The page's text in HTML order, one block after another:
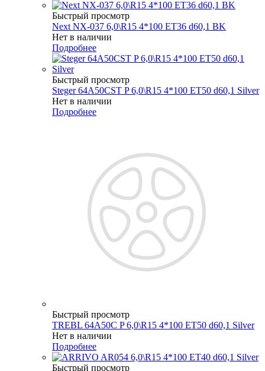
Быстрый просмотр
Next NX-037 6,0\R15 4*100 ET36 d60,1 BK
Нет в наличии
Подробнее
Быстрый просмотр
Steger 64A50CST P 6,0\R15 4*100 ET50 d60,1 Silver
Нет в наличии
Подробнее
Быстрый просмотр
TREBL 64A50C P 6,0\R15 4*100 ET50 d60,1 Silver
Нет в наличии
Подробнее
Быстрый просмотр